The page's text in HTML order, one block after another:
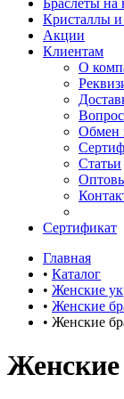
Браслеты на
Кристаллы
Акции
Клиентам
О
Обмен
Статьи
Сертификат
Главная
• Каталог
• Женские
• Женские
• Женские
Женские